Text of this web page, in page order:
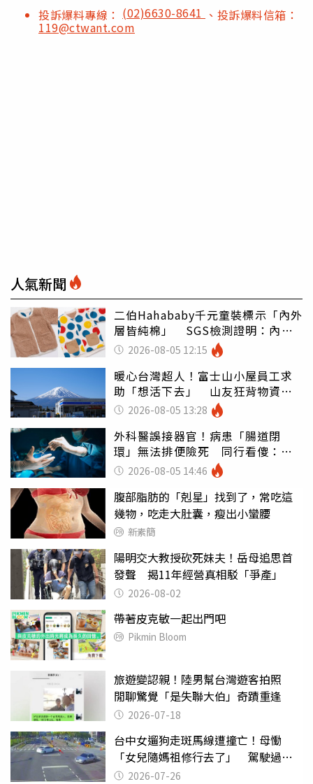
投訴爆料專線： (02)6630-8641 、投訴爆料信箱：
119@ctwant.com
人氣新聞
二伯Hahababy千元童裝標示「內外
層皆純棉」 SGS檢測證明：內裡
100%聚酯纖維
2026-08-05 12:15
暖心台灣超人！富士山小屋員工求
助「想活下去」 山友狂背物資上
山：台灣真的是寶島
2026-08-05 13:28
外科醫誤接器官！病患「腸道閉
環」無法排便險死 同行看傻：糟
糕至極
2026-08-05 14:46
腹部脂肪的「剋星」找到了，常吃這
幾物，吃走大肚囊，瘦出小蠻腰
新素簡
陽明交大教授砍死妹夫！岳母追思首
發聲 揭11年經營真相駁「爭產」
2026-08-02
帶著皮克敏一起出門吧
Pikmin Bloom
旅遊變認親！陸男幫台灣遊客拍照
閒聊驚覺「是失聯大伯」奇蹟重逢
2026-07-18
台中女遛狗走斑馬線遭撞亡！母慟
「女兒隨媽祖修行去了」 駕駛過失
致死判9月
2026-07-26